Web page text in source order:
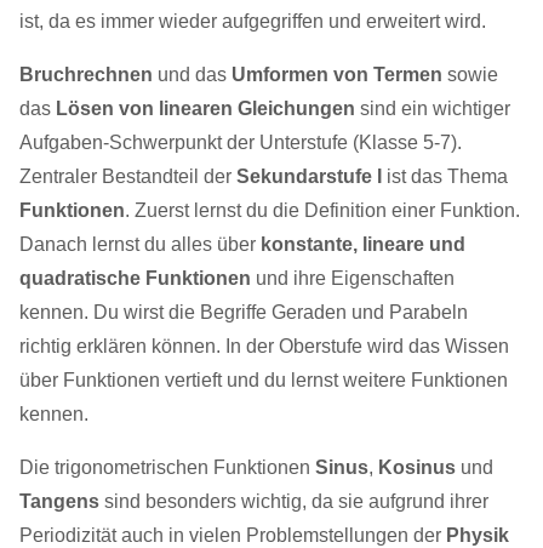
ist, da es immer wieder aufgegriffen und erweitert wird.
Bruchrechnen und das Umformen von Termen sowie
das Lösen von linearen Gleichungen sind ein wichtiger
Aufgaben-Schwerpunkt der Unterstufe (Klasse 5-7).
Zentraler Bestandteil der Sekundarstufe I
ist das Thema
Funktionen. Zuerst lernst du die Definition einer Funktion.
Danach lernst du alles über konstante, lineare und
quadratische Funktionen und ihre Eigenschaften
kennen. Du wirst die Begriffe Geraden und Parabeln
richtig erklären können. In der Oberstufe wird das Wissen
über Funktionen vertieft und du lernst weitere Funktionen
kennen.
Die trigonometrischen Funktionen Sinus, Kosinus und
Tangens sind besonders wichtig, da sie aufgrund ihrer
Periodizität auch in vielen Problemstellungen der Physik